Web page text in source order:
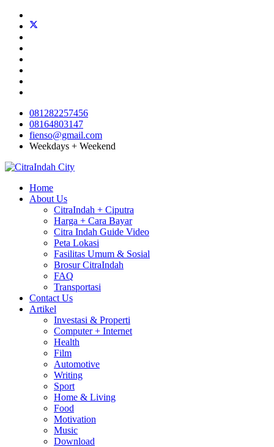
081282257456
08164803147
fienso@gmail.com
Weekdays + Weekend
Home
About Us
CitraIndah + Ciputra
Harga + Cara Bayar
Citra Indah Guide Video
Peta Lokasi
Fasilitas Umum & Sosial
Brosur CitraIndah
FAQ
Transportasi
Contact Us
Artikel
Investasi & Properti
Computer + Internet
Health
Film
Automotive
Writing
Sport
Home & Living
Food
Motivation
Music
Download